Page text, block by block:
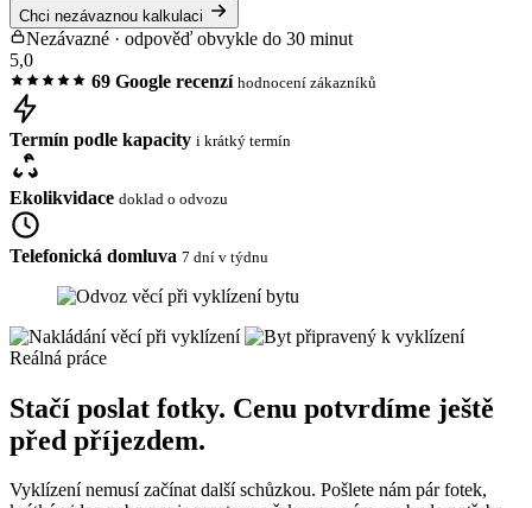
Chci nezávaznou kalkulaci
Nezávazné · odpověď obvykle do 30 minut
5,0
69 Google recenzí hodnocení zákazníků
Termín podle kapacity i krátký termín
Ekolikvidace doklad o odvozu
Telefonická domluva 7 dní v týdnu
Reálná práce
Stačí poslat fotky. Cenu potvrdíme ještě
před příjezdem.
Vyklízení nemusí začínat další schůzkou. Pošlete nám pár fotek,